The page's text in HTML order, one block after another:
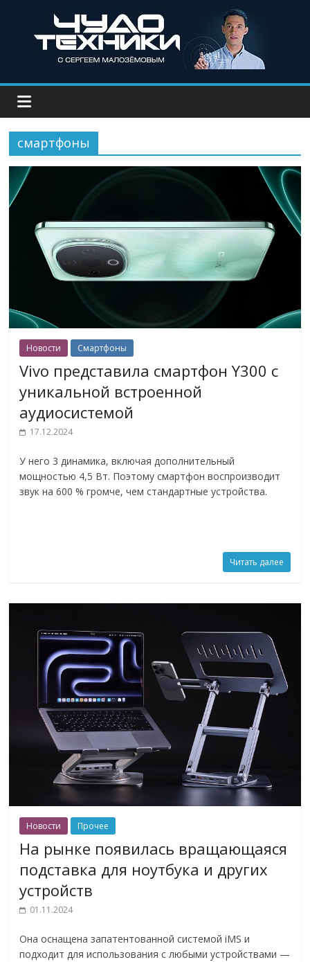
смартфоны
Новости Смартфоны
Vivo представила смартфон Y300 с
уникальной встроенной
аудиосистемой
17.12.2024
У него 3 динамика, включая дополнительный
мощностью 4,5 Вт. Поэтому смартфон воспроизводит
звук на 600 % громче, чем стандартные устройства.
Читать далее
Новости Прочее
На рынке появилась вращающаяся
подставка для ноутбука и других
устройств
01.11.2024
Она оснащена запатентованной системой iMS и
подходит для использования с любыми устройствами —